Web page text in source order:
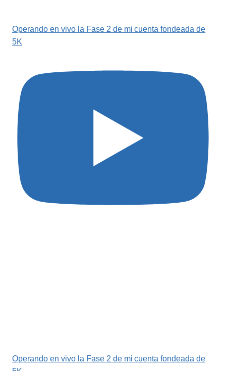
Operando en vivo la Fase 2 de mi cuenta fondeada de
5K
Operando en vivo la Fase 2 de mi cuenta fondeada de